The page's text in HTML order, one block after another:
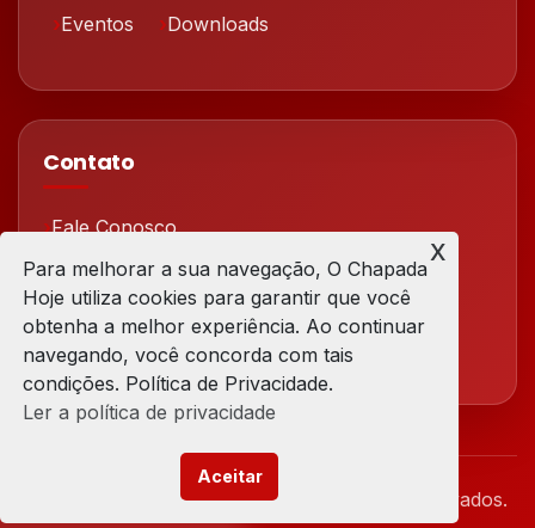
Eventos Downloads
Contato
Fale Conosco
Redes Sociais
© 2026 Chapada Hoje. Todos os direitos reservados.
Para melhorar a sua navegação, O Chapada
Hoje utiliza cookies para garantir que você
obtenha a melhor experiência. Ao continuar
navegando, você concorda com tais
condições. Política de Privacidade.
Ler a política de privacidade
Aceitar
x